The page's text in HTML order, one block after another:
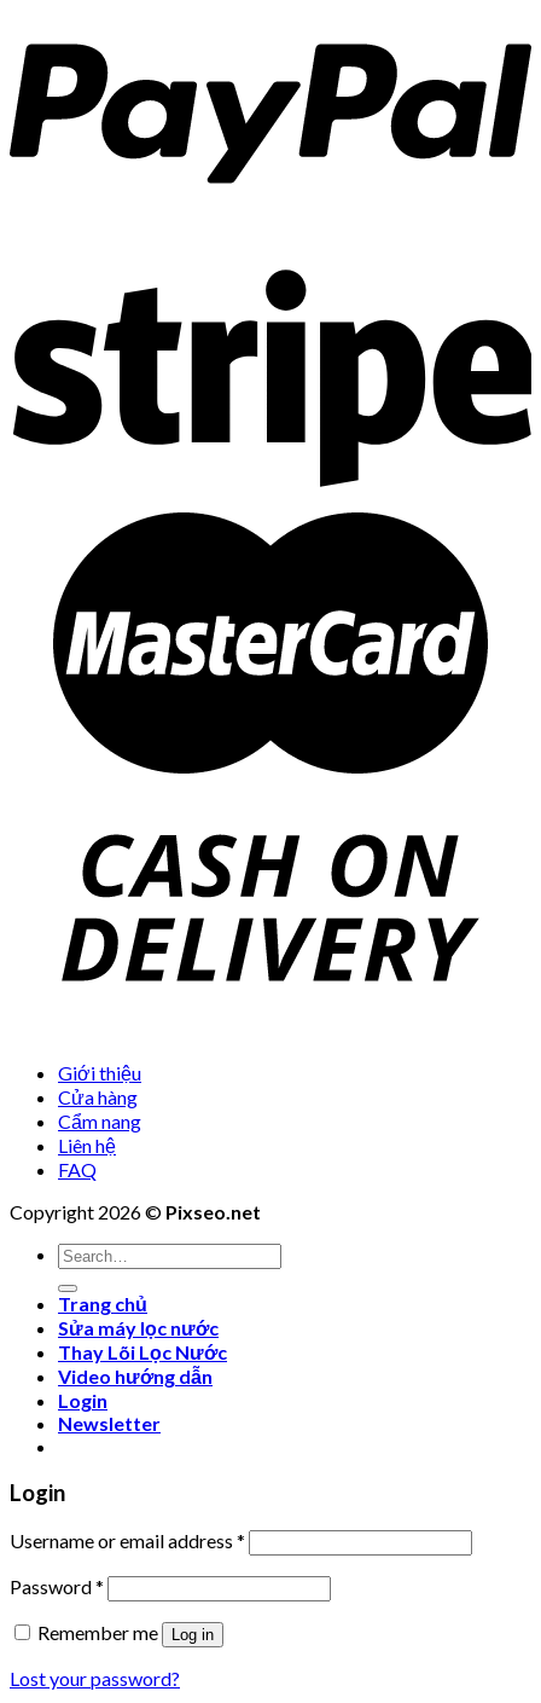
Giới thiệu
Cửa hàng
Cẩm nang
Liên hệ
FAQ
Copyright 2026 © Pixseo.net
Search
for:
Trang chủ
Sửa máy lọc nước
Thay Lõi Lọc Nước
Video hướng dẫn
Login
Newsletter
Login
Username or email address *
Password*
Remember me
Log in
Lost your password?